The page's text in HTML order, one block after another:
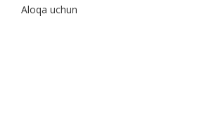
Aloqa uchun